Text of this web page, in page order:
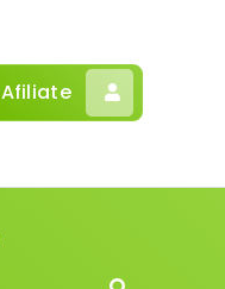
Afiliate